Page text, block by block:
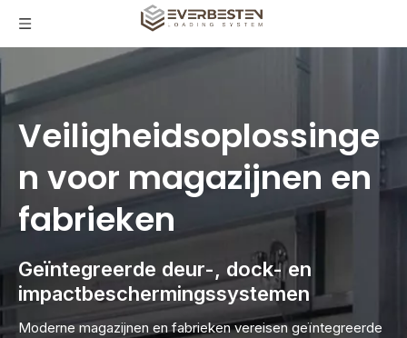
Veiligheidsoplossinge
n voor magazijnen en
fabrieken
Geïntegreerde deur-, dock- en
impactbeschermingssystemen
Moderne magazijnen en fabrieken vereisen geïntegreerde